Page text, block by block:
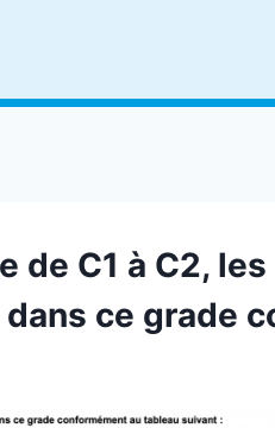
de C1 à C2,
ce grade